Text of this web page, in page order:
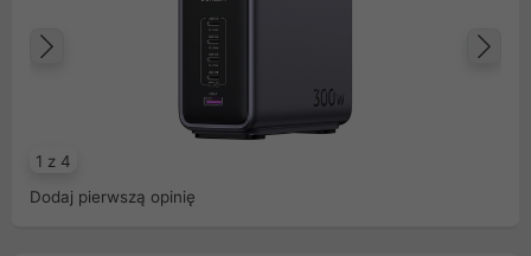
1 z 4
Poprzedni
Dodaj pierwszą opinię